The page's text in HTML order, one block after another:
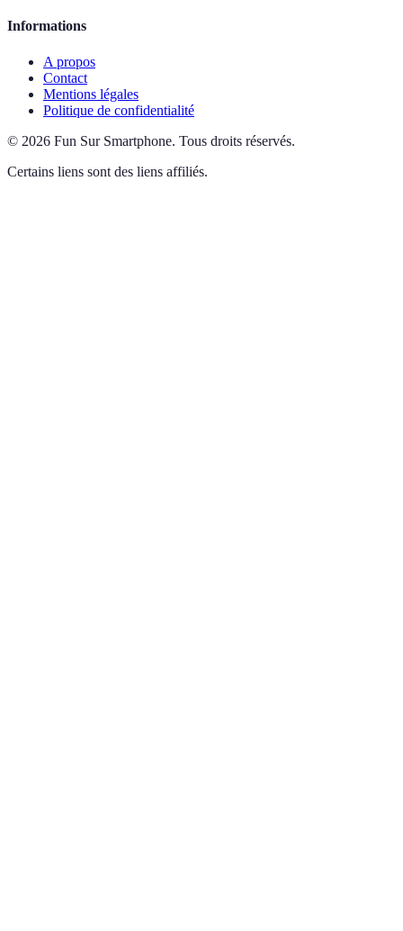
Informations
A propos
Contact
Mentions légales
Politique de confidentialité
© 2026 Fun Sur Smartphone. Tous droits réservés.
Certains liens sont des liens affiliés.